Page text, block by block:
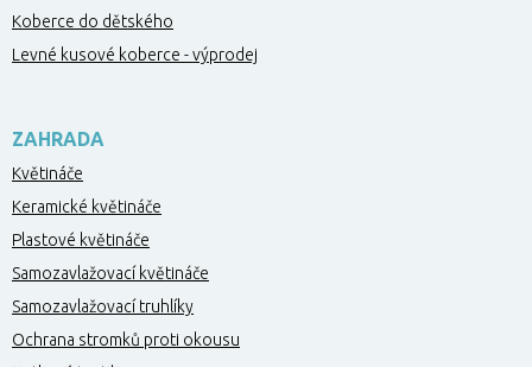
Koberce do dětského
Levné kusové koberce - výprodej
ZAHRADA
Květináče
Keramické květináče
Plastové květináče
Samozavlažovací květináče
Samozavlažovací truhlíky
Ochrana stromků proti okousu